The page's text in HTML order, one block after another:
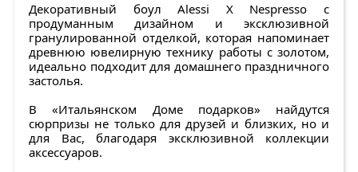
Декоративный боул Alessi X Nespresso с
продуманным дизайном и эксклюзивной
гранулированной отделкой, которая напоминает
древнюю ювелирную технику работы с золотом,
идеально подходит для домашнего праздничного
застолья.
В «Итальянском Доме подарков» найдутся
сюрпризы не только для друзей и близких, но и
для Вас, благодаря эксклюзивной коллекции
аксессуаров.